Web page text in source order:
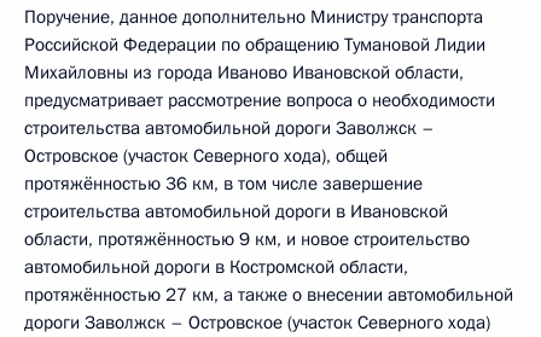
Поручение, данное дополнительно Министру транспорта
Российской Федерации по обращению Тумановой Лидии
Михайловны из города Иваново Ивановской области,
предусматривает рассмотрение вопроса о необходимости
строительства автомобильной дороги Заволжск –
Островское (участок Северного хода), общей
протяжённостью 36 км, в том числе завершение
строительства автомобильной дороги в Ивановской
области, протяжённостью 9 км, и новое строительство
автомобильной дороги в Костромской области,
протяжённостью 27 км, а также о внесении автомобильной
дороги Заволжск – Островское (участок Северного хода)